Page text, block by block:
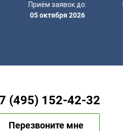
Приём заявок до:
05 октября 2026
(495) 152-42-32
Перезвоните мне